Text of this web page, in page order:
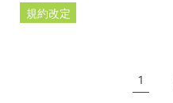
規約改定
1